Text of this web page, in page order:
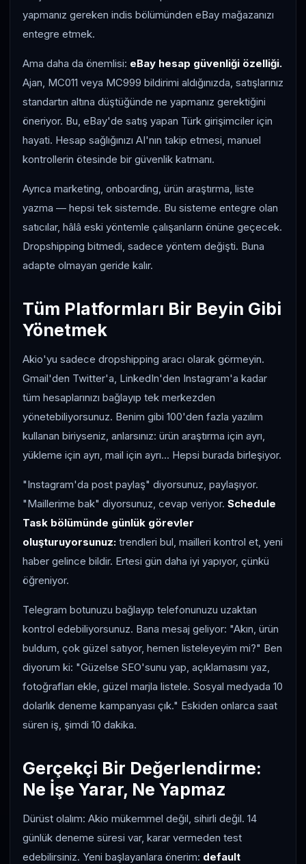
yapmanız gereken indis bölümünden eBay mağazanızı
entegre etmek.
Ama daha da önemlisi: eBay hesap güvenliği özelliği.
Ajan, MC011 veya MC999 bildirimi aldığınızda, satışlarınız
standartın altına düştüğünde ne yapmanız gerektiğini
öneriyor. Bu, eBay'de satış yapan Türk girişimciler için
hayati. Hesap sağlığınızı AI'nın takip etmesi, manuel
kontrollerin ötesinde bir güvenlik katmanı.
Ayrıca marketing, onboarding, ürün araştırma, liste
yazma — hepsi tek sistemde. Bu sisteme entegre olan
satıcılar, hâlâ eski yöntemle çalışanların önüne geçecek.
Dropshipping bitmedi, sadece yöntem değişti. Buna
adapte olmayan geride kalır.
Tüm Platformları Bir Beyin Gibi
Yönetmek
Akio'yu sadece dropshipping aracı olarak görmeyin.
Gmail'den Twitter'a, LinkedIn'den Instagram'a kadar
tüm hesaplarınızı bağlayıp tek merkezden
yönetebiliyorsunuz. Benim gibi 100'den fazla yazılım
kullanan biriyseniz, anlarsınız: ürün araştırma için ayrı,
yükleme için ayrı, mail için ayrı... Hepsi burada birleşiyor.
"Instagram'da post paylaş" diyorsunuz, paylaşıyor.
"Maillerime bak" diyorsunuz, cevap veriyor. Schedule
Task bölümünde günlük görevler
oluşturuyorsunuz: trendleri bul, mailleri kontrol et, yeni
haber gelince bildir. Ertesi gün daha iyi yapıyor, çünkü
öğreniyor.
Telegram botunuzu bağlayıp telefonunuzu uzaktan
kontrol edebiliyorsunuz. Bana mesaj geliyor: "Akın, ürün
buldum, çok güzel satıyor, hemen listeleyeyim mi?" Ben
diyorum ki: "Güzelse SEO'sunu yap, açıklamasını yaz,
fotoğrafları ekle, güzel marjla listele. Sosyal medyada 10
dolarlık deneme kampanyası çık." Eskiden onlarca saat
süren iş, şimdi 10 dakika.
Gerçekçi Bir Değerlendirme:
Ne İşe Yarar, Ne Yapmaz
Dürüst olalım: Akio mükemmel değil, sihirli değil. 14
günlük deneme süresi var, karar vermeden test
edebilirsiniz. Yeni başlayanlara önerim: default